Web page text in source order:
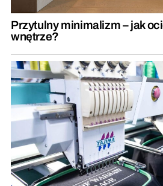
Przytulny minimalizm – jak
wnętrze?